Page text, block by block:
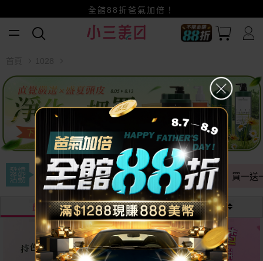
賺美幣~換好禮~立即換GO~
小三美日x全支付~美幣+全點折上折超划算
全館88折爸氣加倍！
發燒
活動
全年最低 即期出清 專區滿額贈 買一送
最熱銷 最新 價格
首頁 1028